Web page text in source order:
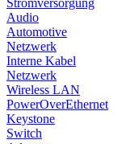
Audio
Automotive
Netzwerk
Interne Kabel
Netzwerk
Wireless LAN
PowerOverEthernet
Keystone
Switch